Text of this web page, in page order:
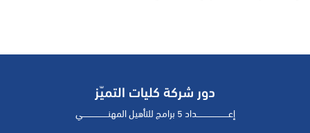
دور شركة كليات التميّز
إعـــــــــــــــــــــــداد 5 برامج للتأهيل المهنــــــــــــــــــي